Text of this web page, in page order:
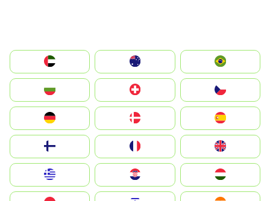
الإمارات العربية المتحدة
Switzerland
Deutschland
United Kingdom
Magyarország